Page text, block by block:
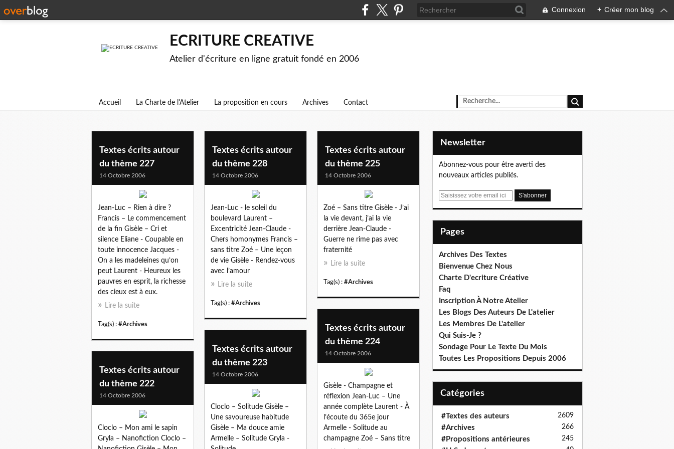
Connexion + Créer mon blog
ECRITURE CREATIVE
Atelier d'écriture en ligne gratuit fondé en 2006
Accueil La Charte de l'Atelier La proposition en cours Archives Contact
archives
Textes écrits autour
du thème 227
14 Octobre 2006
Jean-Luc – Rien à dire ?
Francis – Le commencement
de la fin Gisèle – Cri et
silence Eliane - Coupable en
toute innocence Jacques -
On a les madeleines qu’on
peut Laurent - Heureux les
pauvres en esprit, la richesse
des cieux est à eux.
Lire la suite
Tag(s) : #Archives
Textes écrits autour
du thème 228
14 Octobre 2006
Jean-Luc - le soleil du
boulevard Laurent –
Excentricité Jean-Claude -
Chers homonymes Francis –
sans titre Zoé – Une leçon
de vie Gisèle - Rendez-vous
avec l’amour
Lire la suite
Tag(s) : #Archives
Textes écrits autour
du thème 225
14 Octobre 2006
Zoé – Sans titre Gisèle - J’ai
la vie devant, j’ai la vie
derrière Jean-Claude -
Guerre ne rime pas avec
fraternité
Lire la suite
Tag(s) : #Archives
Textes écrits autour
du thème 224
14 Octobre 2006
Gisèle - Champagne et
réflexion Jean-Luc – Une
année complète Laurent - À
l’écoute du 365e jour
Armelle - Solitude au
champagne Zoé – Sans titre
Textes écrits autour
du thème 223
14 Octobre 2006
Cloclo – Solitude Gisèle –
Une savoureuse habitude
Gisèle – Ma douce amie
Armelle – Solitude Gryla -
Textes écrits autour
du thème 222
14 Octobre 2006
Cloclo – Mon ami le sapin
Gryla – Nanofiction Cloclo –
Newsletter
Abonnez-vous pour être averti des
nouveaux articles publiés.
E
Pages
Archives Des Textes
Bienvenue Chez Nous
Charte D'ecriture Créative
Faq
Inscription À Notre Atelier
Les Blogs Des Auteurs De L'atelier
Les Membres De L'atelier
Qui Suis-Je ?
Sondage Pour Le Texte Du Mois
Toutes Les Propositions Depuis 2006
Catégories
#Textes des auteurs 2609
#Archives 266
#Propositions antérieures 245